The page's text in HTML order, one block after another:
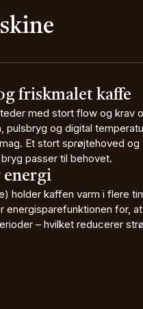
friskmalet kaffe
med stort flow og krav
og digital
Et stort sprøjtehoved og
passer til behovet.
energi
holder kaffen varm i flere
energisparefunktionen for,
– hvilket reducerer